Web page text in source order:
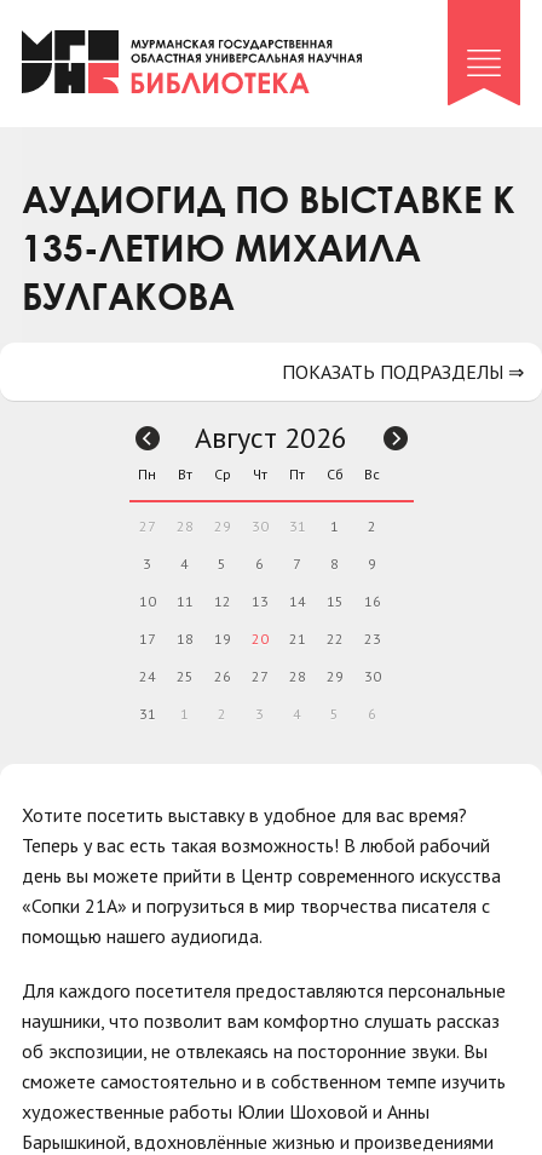
Клуб «Гиря и сельдерей»
Клуб «Семейный архив»
Коллегам
Контакты
АУДИОГИД ПО ВЫСТАВКЕ К
135-ЛЕТИЮ МИХАИЛА
БУЛГАКОВА
Хотите посетить выставку в удобное для вас время?
Теперь у вас есть такая возможность! В любой рабочий
день вы можете прийти в Центр современного искусства
«Сопки 21А» и погрузиться в мир творчества писателя с
помощью нашего аудиогида.
Для каждого посетителя предоставляются персональные
наушники, что позволит вам комфортно слушать рассказ
об экспозиции, не отвлекаясь на посторонние звуки. Вы
сможете самостоятельно и в собственном темпе изучить
художественные работы Юлии Шоховой и Анны
Барышкиной, вдохновлённые жизнью и произведениями
ПОКАЗАТЬ ПОДРАЗДЕЛЫ ⇒
Август 2026
Пн Вт Ср Чт Пт Сб Вс
27 28 29 30 31 1 2
3 4 5 6 7 8 9
10 11 12 13 14 15 16
17 18 19 20 21 22 23
24 25 26 27 28 29 30
31 1 2 3 4 5 6